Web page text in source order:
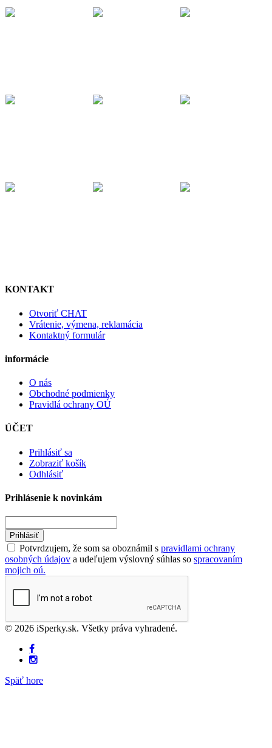
KONTAKT
Otvoriť CHAT
Vrátenie, výmena, reklamácia
Kontaktný formulár
informácie
O nás
Obchodné podmienky
Pravidlá ochrany OÚ
ÚČET
Prihlásiť sa
Zobraziť košík
Odhlásiť
Prihlásenie k novinkám
Prihlásiť
Potvrdzujem, že som sa oboznámil s pravidlami ochrany
osobných údajov a udeľujem výslovný súhlas so spracovaním
mojich oú.
© 2026 iSperky.sk. Všetky práva vyhradené.
Späť hore